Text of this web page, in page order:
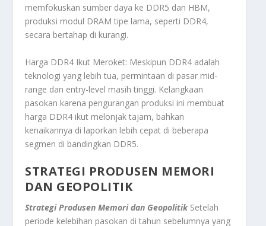
memfokuskan sumber daya ke DDR5 dan HBM,
produksi modul DRAM tipe lama, seperti DDR4,
secara bertahap di kurangi.
Harga DDR4 Ikut Meroket: Meskipun DDR4 adalah
teknologi yang lebih tua, permintaan di pasar mid-
range dan entry-level masih tinggi. Kelangkaan
pasokan karena pengurangan produksi ini membuat
harga DDR4 ikut melonjak tajam, bahkan
kenaikannya di laporkan lebih cepat di beberapa
segmen di bandingkan DDR5.
STRATEGI PRODUSEN MEMORI
DAN GEOPOLITIK
Strategi Produsen Memori dan Geopolitik Setelah
periode kelebihan pasokan di tahun sebelumnya yang